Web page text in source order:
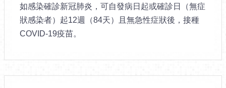
如感染確診新冠肺炎，可自發病日起或確診日（無症
狀感染者）起12週（84天）且無急性症狀後，接種
COVID-19疫苗。